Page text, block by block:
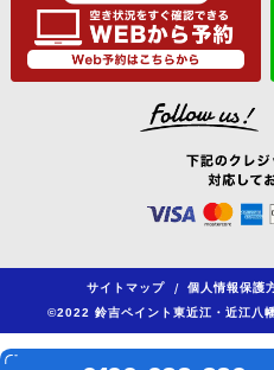
サイトマップ / 個人情報保護
©2022 鈴吉ペイント東近江・近江